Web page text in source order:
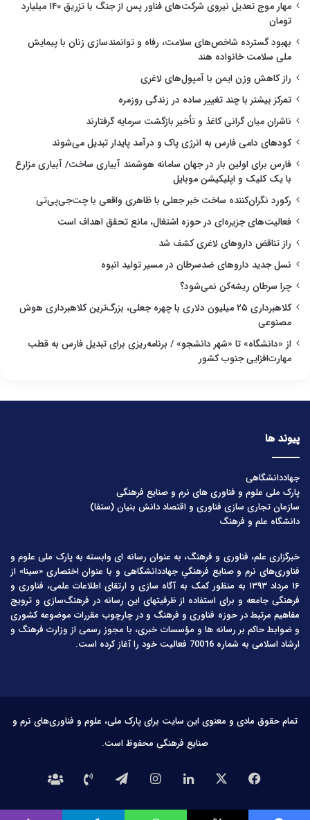
مهار موج تعدیل نیروی شرکت‌های فناور پس از جنگ با تزریق ۱۴۰ میلیارد
تومان
بهبود گسترده شاخص‌های سلامت، رفاه و توانمندسازی زنان با پیمایش
ملی سلامت خانواده هند
راز کاهش وزن ایمن با آمپول‌های لاغری
تمرکز بیشتر با چند تغییر ساده در زندگی روزمره
ناشران میان گرانی کاغذ و تأخیر بازگشت سرمایه گرفتارند
کودهای دامی فارس به انرژی پاک و درآمد پایدار تبدیل می‌شوند
فارس برای اولین بار در جهان سامانه هوشمند آبیاری ساخت/ آبیاری مزارع
با یک کلیک و اپلیکیشن موبایل
رکورد نگران‌کننده ساخت خبر جعلی با ظاهری واقعی با چت‌جی‌پی‌تی
فعالیت‌های جزیره‌ای در حوزه اشتغال، مانع تحقق اهداف است
راز تناقض داروهای لاغری کشف شد
نسل جدید داروهای ضدسرطان در مسیر تولید انبوه
چرا سرطان ریشه‌کن نمی‌شود؟
کلاهبرداری ۲۵ میلیون دلاری با چهره جعلی، بزرگ‌ترین کلاهبرداری هوش
مصنوعی
از «دانشگاه» تا «شهر دانشجو» / برنامه‌ریزی برای تبدیل فارس به قطب
مهارت‌افزایی جنوب کشور
پیوند ها
جهاددانشگاهی
پارک ملی علوم و فناوری های نرم و صنایع فرهنگی
سازمان تجاری سازی فناوری و اقتصاد دانش بنیان (ستفا)
دانشگاه علم و فرهنگ
خبرگزاری علم، فناوری و فرهنگ، به عنوان رسانه ای وابسته به پارک ملی علوم و
فناوری‌های نرم و صنایع فرهنگیِ جهاددانشگاهی و با عنوان اختصاری «سینا» از
۱۶ مرداد ۱۳۹۳ به منظور کمک به آگاه سازی و ارتقای اطلاعات علمی، فناوری و
فرهنگی جامعه و برای استفاده از ظرفیتهای این رسانه در فرهنگ‌سازی و ترویج
مفاهیم مرتبط در حوزه فناوری و فرهنگ و در چارچوب مقررات موضوعه کشوری
و ضوابط حاکم بر رسانه ها و مؤسسات خبری، با مجوز رسمی از وزارت فرهنگ و
ارشاد اسلامی به شماره 70016 فعالیت خود را آغاز کرده است.
تمام حقوق مادی و معنوی این سایت برای پارک ملی، علوم و فناوری‌های نرم و
صنایع فرهنگی محفوظ است.
فیس
بوک
لینکدیناینستاگرامتلگرامتماس
با
درباره
ما